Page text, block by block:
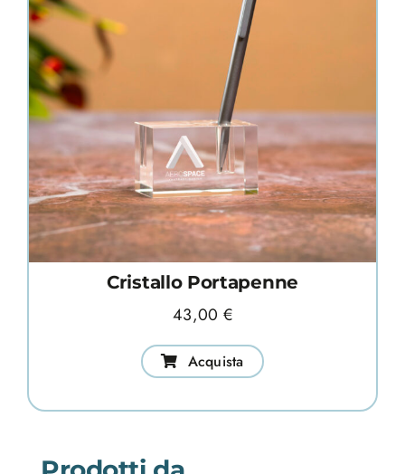
Cristallo Portapenne
43,00 €
Acquista